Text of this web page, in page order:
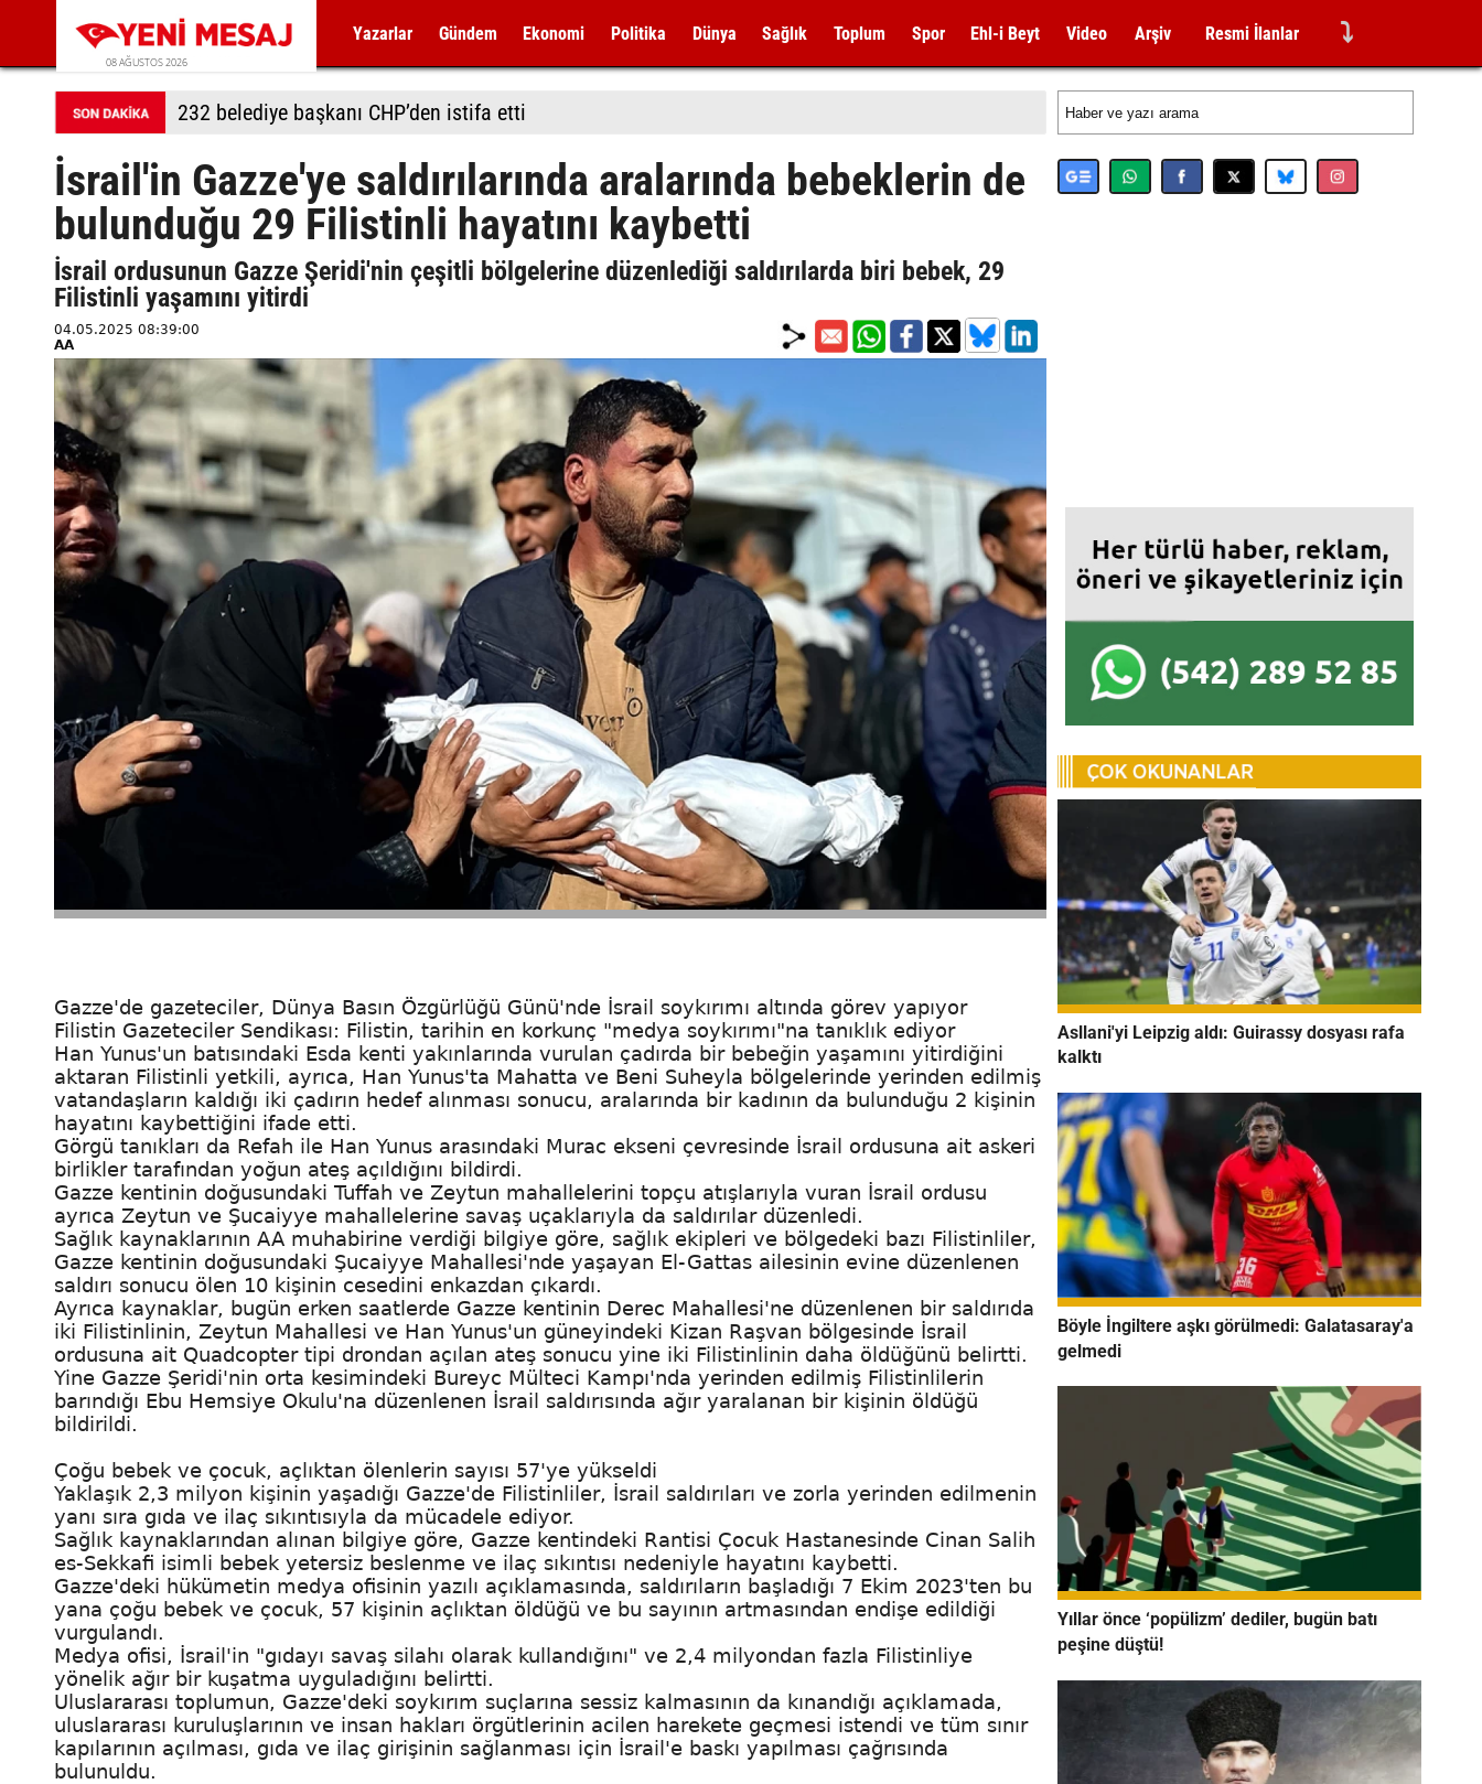
08 AĞUSTOS 2026
Yazarlar Gündem Ekonomi Politika Dünya Sağlık Toplum Spor Ehl-i Beyt Video Arşiv Resmi İlanlar ⤵
232 belediye başkanı CHP’den istifa etti
İsrail'in Gazze'ye saldırılarında aralarında bebeklerin de
bulunduğu 29 Filistinli hayatını kaybetti
İsrail ordusunun Gazze Şeridi'nin çeşitli bölgelerine düzenlediği saldırılarda biri bebek, 29
Filistinli yaşamını yitirdi
04.05.2025 08:39:00
AA
Gazze'de gazeteciler, Dünya Basın Özgürlüğü Günü'nde İsrail soykırımı altında görev yapıyor
Filistin Gazeteciler Sendikası: Filistin, tarihin en korkunç "medya soykırımı"na tanıklık ediyor
Han Yunus'un batısındaki Esda kenti yakınlarında vurulan çadırda bir bebeğin yaşamını yitirdiğini
aktaran Filistinli yetkili, ayrıca, Han Yunus'ta Mahatta ve Beni Suheyla bölgelerinde yerinden edilmiş
vatandaşların kaldığı iki çadırın hedef alınması sonucu, aralarında bir kadının da bulunduğu 2 kişinin
hayatını kaybettiğini ifade etti.
Görgü tanıkları da Refah ile Han Yunus arasındaki Murac ekseni çevresinde İsrail ordusuna ait askeri
birlikler tarafından yoğun ateş açıldığını bildirdi.
Gazze kentinin doğusundaki Tuffah ve Zeytun mahallelerini topçu atışlarıyla vuran İsrail ordusu
ayrıca Zeytun ve Şucaiyye mahallelerine savaş uçaklarıyla da saldırılar düzenledi.
Sağlık kaynaklarının AA muhabirine verdiği bilgiye göre, sağlık ekipleri ve bölgedeki bazı Filistinliler,
Gazze kentinin doğusundaki Şucaiyye Mahallesi'nde yaşayan El-Gattas ailesinin evine düzenlenen
saldırı sonucu ölen 10 kişinin cesedini enkazdan çıkardı.
Ayrıca kaynaklar, bugün erken saatlerde Gazze kentinin Derec Mahallesi'ne düzenlenen bir saldırıda
iki Filistinlinin, Zeytun Mahallesi ve Han Yunus'un güneyindeki Kizan Raşvan bölgesinde İsrail
ordusuna ait Quadcopter tipi drondan açılan ateş sonucu yine iki Filistinlinin daha öldüğünü belirtti.
Yine Gazze Şeridi'nin orta kesimindeki Bureyc Mülteci Kampı'nda yerinden edilmiş Filistinlilerin
barındığı Ebu Hemsiye Okulu'na düzenlenen İsrail saldırısında ağır yaralanan bir kişinin öldüğü
bildirildi.
Çoğu bebek ve çocuk, açlıktan ölenlerin sayısı 57'ye yükseldi
Yaklaşık 2,3 milyon kişinin yaşadığı Gazze'de Filistinliler, İsrail saldırıları ve zorla yerinden edilmenin
yanı sıra gıda ve ilaç sıkıntısıyla da mücadele ediyor.
Sağlık kaynaklarından alınan bilgiye göre, Gazze kentindeki Rantisi Çocuk Hastanesinde Cinan Salih
es-Sekkafi isimli bebek yetersiz beslenme ve ilaç sıkıntısı nedeniyle hayatını kaybetti.
Gazze'deki hükümetin medya ofisinin yazılı açıklamasında, saldırıların başladığı 7 Ekim 2023'ten bu
yana çoğu bebek ve çocuk, 57 kişinin açlıktan öldüğü ve bu sayının artmasından endişe edildiği
vurgulandı.
Medya ofisi, İsrail'in "gıdayı savaş silahı olarak kullandığını" ve 2,4 milyondan fazla Filistinliye
yönelik ağır bir kuşatma uyguladığını belirtti.
Uluslararası toplumun, Gazze'deki soykırım suçlarına sessiz kalmasının da kınandığı açıklamada,
uluslararası kuruluşlarının ve insan hakları örgütlerinin acilen harekete geçmesi istendi ve tüm sınır
kapılarının açılması, gıda ve ilaç girişinin sağlanması için İsrail'e baskı yapılması çağrısında
bulunuldu.
Asllani'yi Leipzig aldı: Guirassy dosyası rafa
kalktı
Böyle İngiltere aşkı görülmedi: Galatasaray'a
gelmedi
Yıllar önce ‘popülizm’ dediler, bugün batı
peşine düştü!